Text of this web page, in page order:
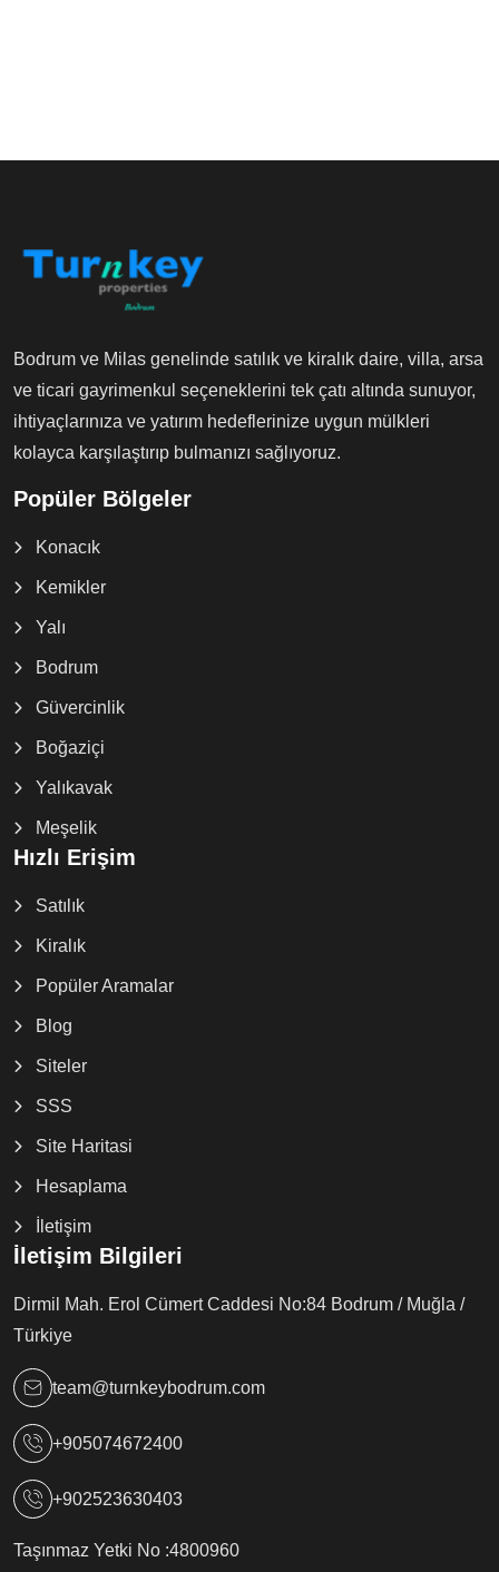
Bodrum ve Milas genelinde satılık ve kiralık daire, villa, arsa
ve ticari gayrimenkul seçeneklerini tek çatı altında sunuyor,
ihtiyaçlarınıza ve yatırım hedeflerinize uygun mülkleri
kolayca karşılaştırıp bulmanızı sağlıyoruz.
Popüler Bölgeler
Konacık
Kemikler
Yalı
Bodrum
Güvercinlik
Boğaziçi
Yalıkavak
Meşelik
Hızlı Erişim
Satılık
Kiralık
Popüler Aramalar
Blog
Siteler
SSS
Site Haritasi
Hesaplama
İletişim
İletişim Bilgileri
Dirmil Mah. Erol Cümert Caddesi No:84 Bodrum / Muğla /
Türkiye
team@turnkeybodrum.com
+905074672400
+902523630403
Taşınmaz Yetki No :4800960